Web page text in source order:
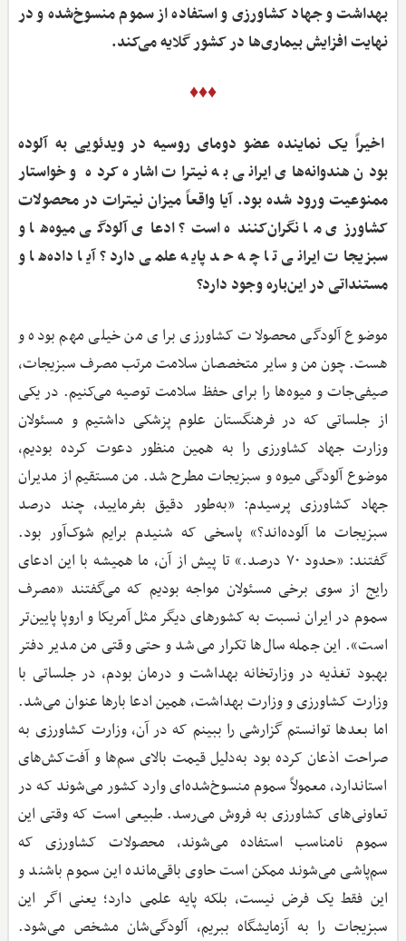
بهداشت و جهاد کشاورزی و استفاده از سموم منسوخ‌شده و در
نهایت افزایش بیماری‌ها در کشور گلایه می‌کند.
♦♦♦
اخیراً یک نماینده عضو دومای روسیه در ویدئویی به آلوده
بودن هندوانه‌های ایرانی به نیترات اشاره کرده و خواستار
ممنوعیت ورود شده بود. آیا واقعاً میزان نیترات در محصولات
کشاورزی ما نگران‌کننده است؟ ادعای آلودگی میوه‌ها و
سبزیجات ایرانی تا چه حد پایه علمی دارد؟ آیا داده‌ها و
مستنداتی در این‌باره وجود دارد؟
موضوع آلودگی محصولات کشاورزی برای من خیلی مهم بوده و
هست. چون من و سایر متخصصان سلامت مرتب مصرف سبزیجات،
صیفی‌جات و میوه‌ها را برای حفظ سلامت توصیه می‌کنیم. در یکی
از جلساتی که در فرهنگستان علوم پزشکی داشتیم و مسئولان
وزارت جهاد کشاورزی را به همین منظور دعوت کرده بودیم،
موضوع آلودگی میوه و سبزیجات مطرح شد. من مستقیم از مدیران
جهاد کشاورزی پرسیدم: «به‌طور دقیق بفرمایید، چند درصد
سبزیجات ما آلوده‌اند؟» پاسخی که شنیدم برایم شوک‌آور بود.
گفتند: «حدود ۷۰ درصد.» تا پیش از آن، ما همیشه با این ادعای
رایج از سوی برخی مسئولان مواجه بودیم که می‌گفتند «مصرف
سموم در ایران نسبت به کشورهای دیگر مثل آمریکا و اروپا پایین‌تر
است». این جمله سال‌ها تکرار می‌شد و حتی وقتی من مدیر دفتر
بهبود تغذیه در وزارتخانه بهداشت و درمان بودم، در جلساتی با
وزارت کشاورزی و وزارت بهداشت، همین ادعا بارها عنوان می‌شد.
اما بعدها توانستم گزارشی را ببینم که در آن، وزارت کشاورزی به
صراحت اذعان کرده بود به‌دلیل قیمت بالای سم‌ها و آفت‌کش‌های
استاندارد، معمولاً سموم منسوخ‌شده‌ای وارد کشور می‌شوند که در
تعاونی‌های کشاورزی به فروش می‌رسد. طبیعی است که وقتی این
سموم نامناسب استفاده می‌شوند، محصولات کشاورزی که
سم‌پاشی می‌شوند ممکن است حاوی باقی‌مانده این سموم باشند و
این فقط یک فرض نیست، بلکه پایه علمی دارد؛ یعنی اگر این
سبزیجات را به آزمایشگاه ببریم، آلودگی‌شان مشخص می‌شود.